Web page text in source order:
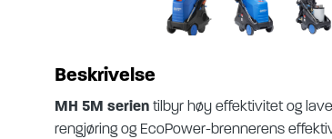
Beskrivelse
MH 5M serien tilbyr høy effektivitet og
rengjøring og EcoPower-brennerens